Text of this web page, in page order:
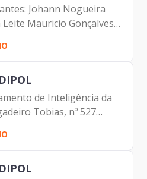
Johann Nogueira
Mauricio Gonçalves
de Paula Albuquerque
Camila Cristina
de Inteligência da
Tobias, nº 527
e tecnologia
Dantas -